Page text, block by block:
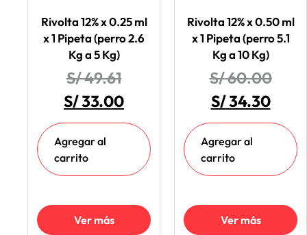
Rivolta 12% x 0.25 ml
x 1 Pipeta (perro 2.6
Kg a 5 Kg)
S/49.61
S/33.00
Agregar al
carrito
Ver más
Rivolta 12% x 0.50 ml
x 1 Pipeta (perro 5.1
Kg a 10 Kg)
S/60.00
S/34.30
Agregar al
carrito
Ver más